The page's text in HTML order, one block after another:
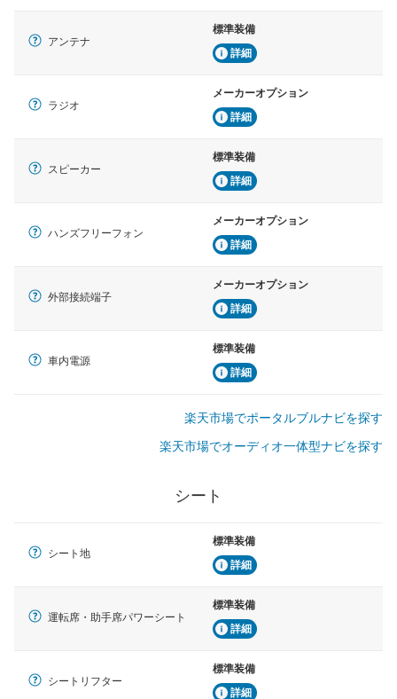
アンテナ
標準装備
詳細
ラジオ
メーカーオプション
詳細
スピーカー
標準装備
詳細
ハンズフリーフォン
メーカーオプション
詳細
外部接続端子
メーカーオプション
詳細
車内電源
標準装備
詳細
楽天市場でポータルブルナビを探す
楽天市場でオーディオ一体型ナビを探す
シート
シート地
標準装備
詳細
運転席・助手席パワーシート
標準装備
詳細
シートリフター
標準装備
詳細